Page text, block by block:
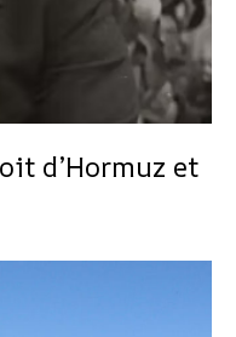
d’Hormuz et